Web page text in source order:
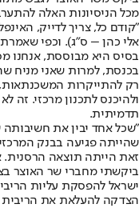
מכל הניסיונות האלה
"קודם כל, צריך לדייק,
בסיס היא מבוססת, אנחנו
בכנסת, למרות שאני מניח
רק להתייקרות המשכנתאות,
ולהיכנס לתכנון מרכזי. זה
תדמיתית.
"שכל אחד יבין את
שהייתה פגיעה בבנק
זאת הייתה תוצאה הרסנית.
ביקשתי מחברי שר האוצר
ישראל להפסקת עליות
הצדקה להעלאת את